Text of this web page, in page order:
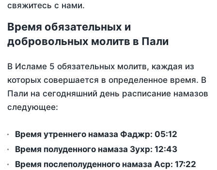
свяжитесь с нами.
Время обязательных и
добровольных молитв в Пали
В Исламе 5 обязательных молитв, каждая из
которых совершается в определенное время. В
Пали на сегодняшний день расписание намазов
следующее:
Время утреннего намаза Фаджр: 05:12
Время полуденного намаза Зухр: 12:43
Время послеполуденного намаза Аср: 17:22